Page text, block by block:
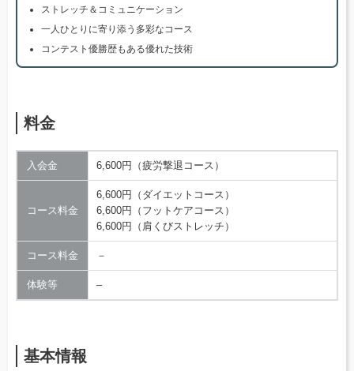
ストレッチ＆コミュニケーション
一人ひとりに寄り添う多彩なコース
コンテスト優勝歴もある優れた技術
料金
入会金 6,600円（疲労撃退コース）
コース料金
6,600円（ダイエットコース）
6,600円（フットケアコース）
6,600円（肩くびストレッチ）
コース料金 －
体験等 –
基本情報